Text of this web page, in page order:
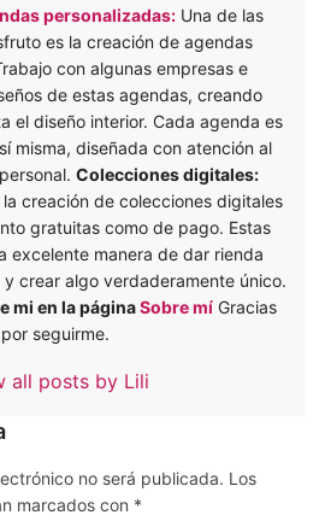
personalizadas:Una de las
es la creación de agendas
con algunas empresas e
de estas agendas, creando
el diseño interior. Cada agenda es
misma, diseñada con atención al
Colecciones digitales:
creación de colecciones digitales
gratuitas como de pago. Estas
excelente manera de dar rienda
crear algo verdaderamente único.
mi en la páginaSobre míGracias
por seguirme.
all posts by Lili
no será publicada. Los
marcados con *